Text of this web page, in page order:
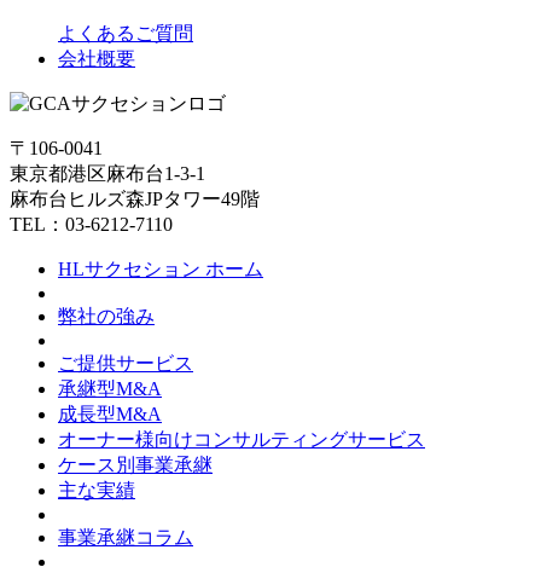
よくあるご質問
会社概要
〒106-0041
東京都港区麻布台1-3-1
麻布台ヒルズ森JPタワー49階
TEL：03-6212-7110
HLサクセション ホーム
弊社の強み
ご提供サービス
承継型M&A
成長型M&A
オーナー様向けコンサルティングサービス
ケース別事業承継
主な実績
事業承継コラム